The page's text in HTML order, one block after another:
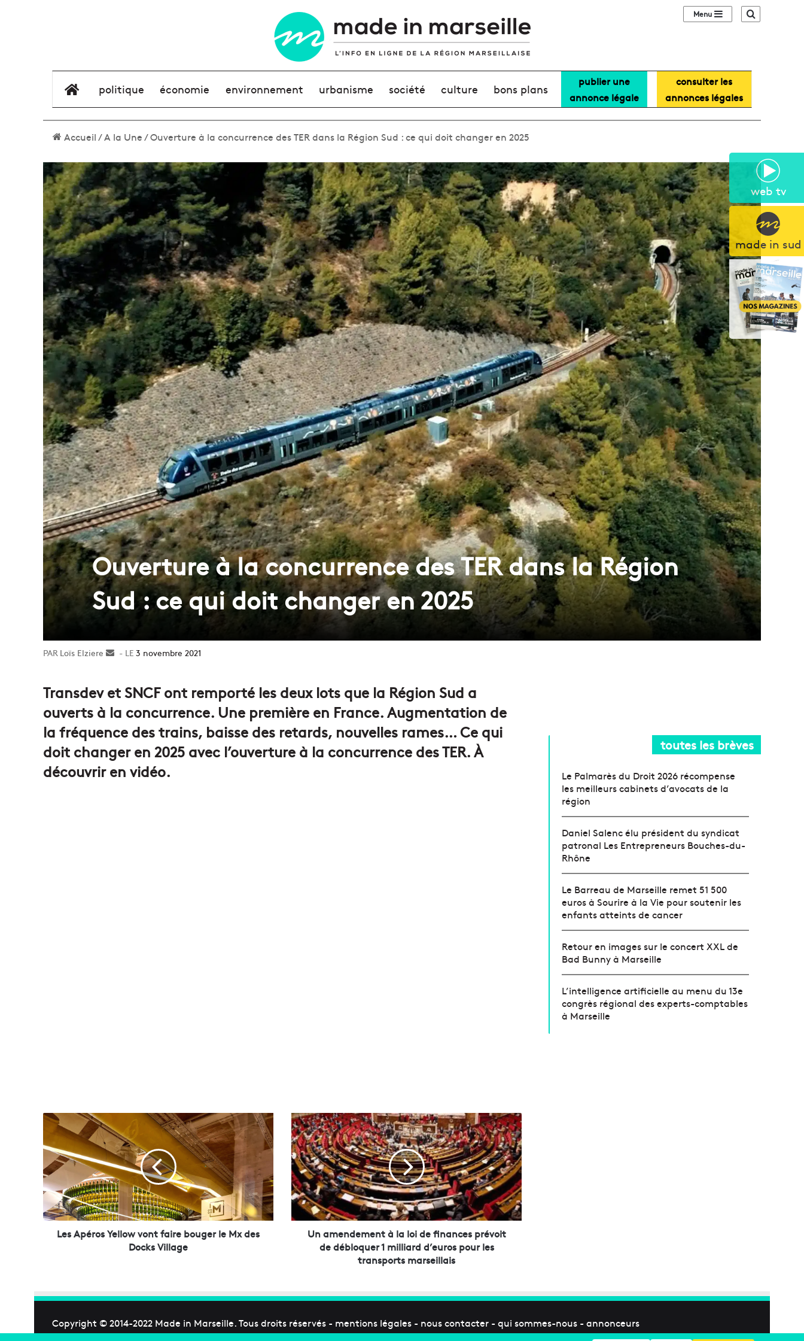
web tv
made in sud
Sidebar (barre
élément de menu
politique économie environnement urbanisme société culture bons plans
publier une
annonce légale
consulter les
annonces légales
Accueil/A la Une/Ouverture à la concurrence des TER dans la Région Sud : ce qui doit changer en 2025
Ouverture à la concurrence des TER dans la Région
Sud : ce qui doit changer en 2025
Loïs Elziere
Envoyer3 novembre 2021
Transdev et SNCF ont remporté les deux lots que la Région Sud a
ouverts à la concurrence. Une première en France. Augmentation de
la fréquence des trains, baisse des retards, nouvelles rames… Ce qui
doit changer en 2025 avec l’ouverture à la concurrence des TER. À
découvrir en vidéo.
L
s
p
é
r
o
s
w
n
Les Apéros Yellow vont faire bouger le Mx des
Docks Village
U
n
a
m
e
n
d
m
a
o
i
Un amendement à la loi de finances prévoit
de débloquer 1 milliard d’euros pour les
transports marseillais
toutes les brèves
Le Palmarès du Droit 2026 récompense
les meilleurs cabinets d’avocats de la
région
Daniel Salenc élu président du syndicat
patronal Les Entrepreneurs Bouches-du-
Rhône
Le Barreau de Marseille remet 51 500
euros à Sourire à la Vie pour soutenir les
enfants atteints de cancer
Retour en images sur le concert XXL de
Bad Bunny à Marseille
L’intelligence artificielle au menu du 13e
congrès régional des experts-comptables
à Marseille
Copyright © 2014-2022 Made in Marseille. Tous droits réservés - mentions légales - nous contacter - qui sommes-nous - annonceurs